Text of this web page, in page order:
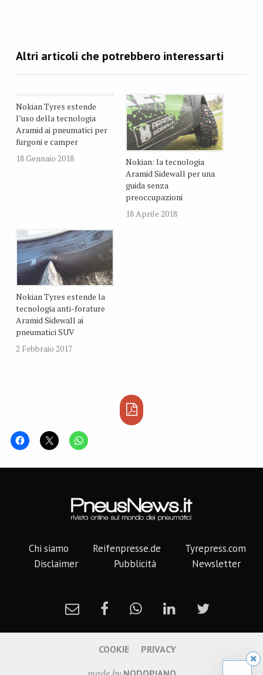
Nokian Tyres estende
l’uso della tecnologia
Aramid ai pneumatici per
furgoni e camper
18 Gennaio 2018
Nokian: la tecnologia
Aramid Sidewall per una
guida senza
preoccupazioni
18 Aprile 2018
Nokian Tyres estende la
tecnologia anti-forature
Aramid Sidewall ai
pneumatici SUV
2 Febbraio 2017
Chi siamo Reifenpresse.de
Tyrepress.com
Disclaimer
Pubblicità Newsletter
COOKIE PRIVACY